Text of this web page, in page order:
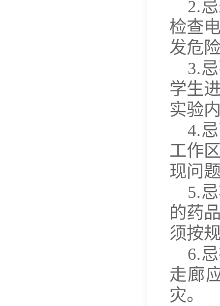
2.
检查
发危
3.
学生
实验
4.
工作
现问
5.
的药
须按
6.
走廊
灾。